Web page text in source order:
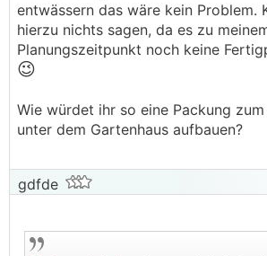
entwässern das wäre kein Problem.
hierzu nichts sagen, da es zu
Planungszeitpunkt noch keine
😉
Wie würdet ihr so eine Packung
unter dem Gartenhaus aufbauen?
gdfde